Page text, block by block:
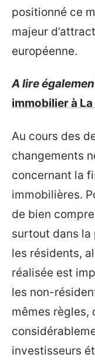
positionné ce
majeur
européenne.
A lire
immobilier à
Au cours des
changements
concernant la
immobilières.
de bien
surtout dans la
les résidents,
réalisée est
les non-
mêmes règles,
investisseurs